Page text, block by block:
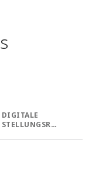
DIGITALE
STELLUNGSRE